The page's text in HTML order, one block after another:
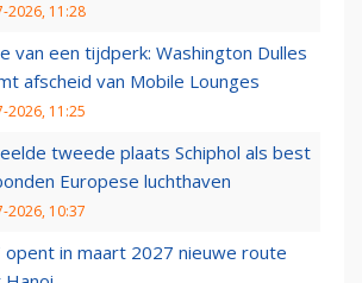
2026, 11:28
van een tijdperk: Washington Dulles
afscheid van Mobile Lounges
2026, 11:25
tweede plaats Schiphol als best
Europese luchthaven
2026, 10:37
opent in maart 2027 nieuwe route